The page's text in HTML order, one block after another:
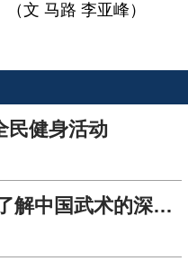
文 马路 李亚峰）
民健身活动
“武”动天地之中 让世界了解中国武术的深奥内涵